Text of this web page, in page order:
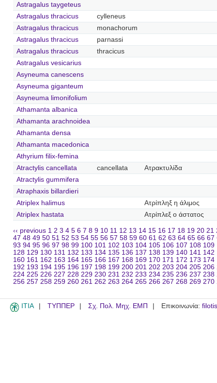
Astragalus taygeteus
Astragalus thracicus
cylleneus
Astragalus thracicus
monachorum
Astragalus thracicus
parnassi
Astragalus thracicus
thracicus
Astragalus vesicarius
Asyneuma canescens
Asyneuma giganteum
Asyneuma limonifolium
Athamanta albanica
Athamanta arachnoidea
Athamanta densa
Athamanta macedonica
Athyrium filix-femina
Atractylis cancellata
cancellata
Ατρακτυλίδα
Atractylis gummifera
Atraphaxis billardieri
Atriplex halimus
Ατρίπληξ η άλιμος
Atriplex hastata
Ατρίπλεξ ο άστατος
‹‹ previous 1 2 3 4 5 6 7 8 9 10 11 12 13 14 15 16 17 18 19 20 21
47 48 49 50 51 52 53 54 55 56 57 58 59 60 61 62 63 64 65 66 67
93 94 95 96 97 98 99 100 101 102 103 104 105 106 107 108 109
128 129 130 131 132 133 134 135 136 137 138 139 140 141 142
160 161 162 163 164 165 166 167 168 169 170 171 172 173 174
192 193 194 195 196 197 198 199 200 201 202 203 204 205 206
224 225 226 227 228 229 230 231 232 233 234 235 236 237 238
256 257 258 259 260 261 262 263 264 265 266 267 268 269 270
ITIA ΤΥΠΠΕΡ Σχ. Πολ. Μηχ. ΕΜΠ Επικοινωνία: